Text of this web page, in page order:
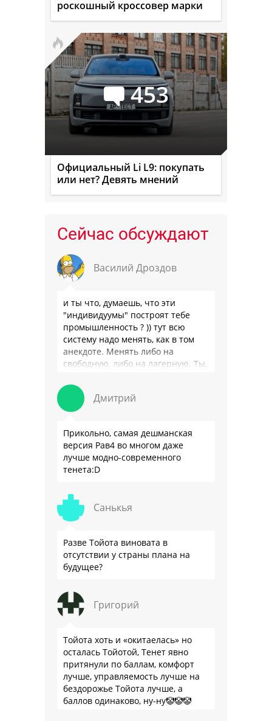
роскошный кроссовер марки
453
Официальный Li L9: покупать
или нет? Девять мнений
Сейчас обсуждают
Василий Дроздов
и ты что, думаешь, что эти
"индивидуумы" построят тебе
промышленность ? )) тут всю
систему надо менять, как в том
анекдоте. Менять либо на
свободную, либо на лагерную. Ты,
Дмитрий
Прикольно, самая дешманская
версия Рав4 во многом даже
лучше модно-современного
тенета:D
Санькья
Разве Тойота виновата в
отсутствии у страны плана на
будущее?
Григорий
Тойота хоть и «окитаелась» но
осталась Тойотой, Тенет явно
притянули по баллам, комфорт
лучше, управляемость лучше на
бездорожье Тойота лучше, а
баллов одинаково, ну-ну🤡🤡🤡